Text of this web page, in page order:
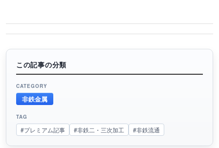
この記事の分類
CATEGORY
非鉄金属
TAG
#プレミアム記事 #非鉄二・三次加工 #非鉄流通